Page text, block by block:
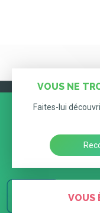
VOUS NE
Faites-lui
VOUS